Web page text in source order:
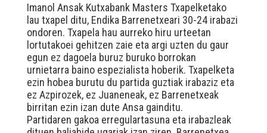
Imanol Ansak Kutxabank Masters Txapelketako
lau txapel ditu, Endika Barrenetxeari 30-24 irabazi
ondoren. Txapela hau aurreko hiru urteetan
lortutakoei gehitzen zaie eta argi uzten du gaur
egun ez dagoela buruz buruko borrokan
urnietarra baino espezialista hoberik. Txapelketa
ezin hobea burutu du partida guztiak irabaziz eta
ez Azpirozek, ez Juaneneak, ez Barrenetxeak
birritan ezin izan dute Ansa gainditu.
Partidaren gakoa erregulartasuna eta irabazleak